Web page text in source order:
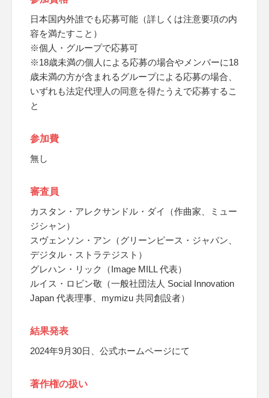
日本国内外誰でも応募可能（詳しくは注意要項の内
容を満たすこと）
※個人・グループで応募可
※18歳未満の個人による応募の場合やメンバーに18
歳未満の方が含まれるグループによる応募の場合、
いずれも法定代理人の同意を得たうえで応募するこ
と
参加費
無し
審査員
カスタン・アレクサンドル・ダイ（作曲家、ミュー
ジシャン）
スヴェンソン・アン（グリーンピース・ジャパン、
デジタル・ストラテジスト）
グレハン・リック（Image MILL 代表）
ルイス・ロビン敬（一般社団法人 Social Innovation
Japan 代表理事、mymizu 共同創設者）
結果発表
2024年9月30日、公式ホームページにて
著作権の扱い